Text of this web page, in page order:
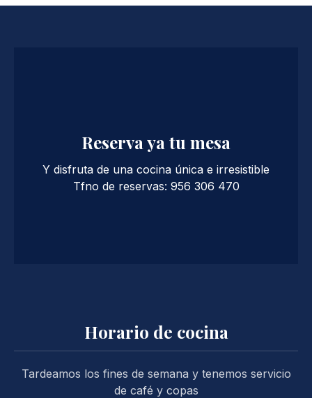
Reserva ya tu mesa
Y disfruta de una cocina única e irresistible
Tfno de reservas: 956 306 470
Horario de cocina
Tardeamos los fines de semana y tenemos servicio
de café y copas